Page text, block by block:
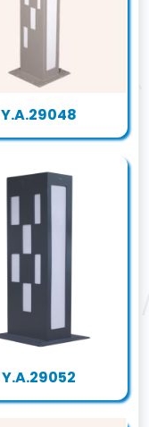
Y.A.29048
Y.A.29052